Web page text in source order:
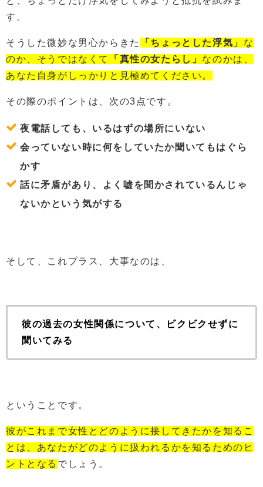
す。
そうした微妙な男心からきた 「ちょっとした浮気」 な
のか、そうではなくて
「真性の女たらし」 なのかは、
あなた自身がしっかりと見極めてください。
その際のポイントは、次の3点です。
夜電話しても、いるはずの場所にいない
会っていない時に何をしていたか聞いてもはぐら
かす
話に矛盾があり、よく嘘を聞かされているんじゃ
ないかという気がする
そして、これプラス、大事なのは、
彼の過去の女性関係について、ビクビクせずに
聞いてみる
ということです。
彼がこれまで女性とどのように接してきたかを知るこ
とは、あなたがどのように扱われるかを知るためのヒ
ントとなる でしょう。